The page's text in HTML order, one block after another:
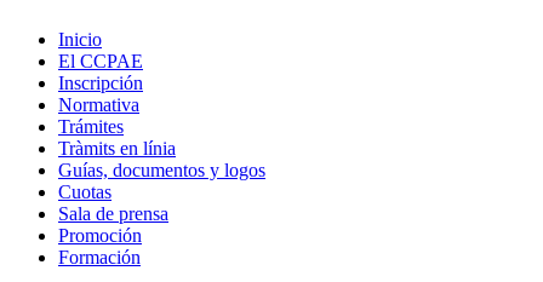
Inicio
El CCPAE
Inscripción
Normativa
Trámites
Tràmits en línia
Guías, documentos y logos
Cuotas
Sala de prensa
Promoción
Formación